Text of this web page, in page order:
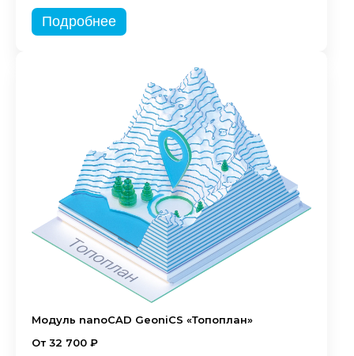
Подробнее
Модуль nanoCAD GeoniCS «Топоплан»
От 32 700 ₽